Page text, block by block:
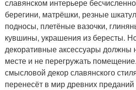
славянском интерьере
берегини, матрёшки, резные
подносы, плетёные вазочки,
кувшины, украшения из бересты.
декоративные аксессуары должны
месте и не перегружать
смысловой декор славянского
перенесёт в мир древних преданий